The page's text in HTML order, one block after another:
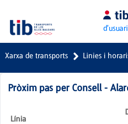
Xarxa de transports Linies i
Pròxim pas per Consell -
Línia